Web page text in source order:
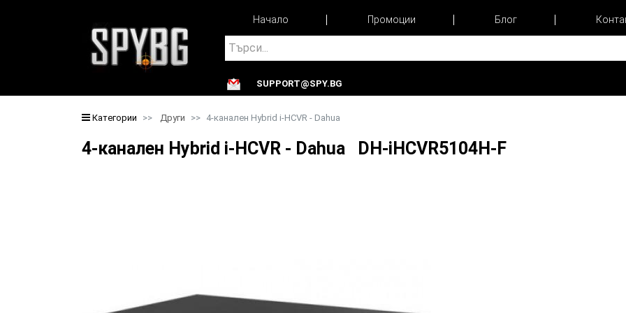
Начало Промоции Блог
Search
SUPPORT@SPY.BG
Категории Други 4-канален Hybrid i-HCVR - Dahua
4-канален Hybrid i-HCVR - Dahua DH-iHCVR5104H-F